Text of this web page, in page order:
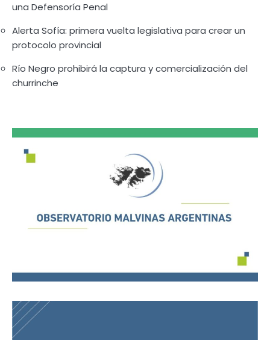
una Defensoría Penal
Alerta Sofía: primera vuelta legislativa para crear un
protocolo provincial
Río Negro prohibirá la captura y comercialización del
churrinche